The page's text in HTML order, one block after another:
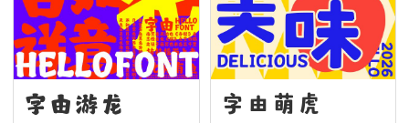
字由游龙 字由萌虎